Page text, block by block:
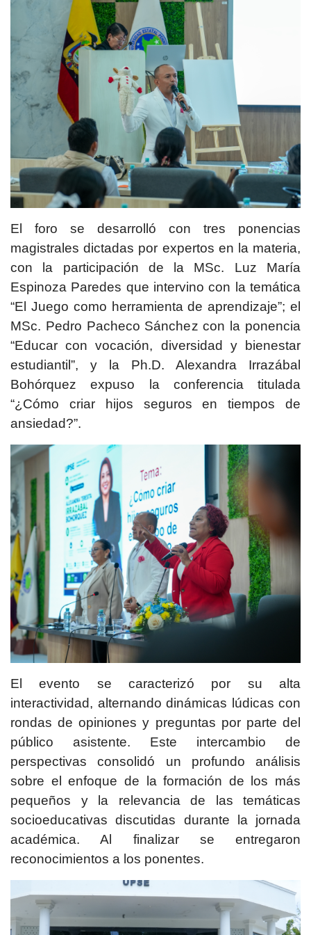
El foro se desarrolló con tres ponencias
magistrales dictadas por expertos en la materia,
con la participación de la MSc. Luz María
Espinoza Paredes que intervino con la temática
“El Juego como herramienta de aprendizaje”; el
MSc. Pedro Pacheco Sánchez con la ponencia
“Educar con vocación, diversidad y bienestar
estudiantil”, y la Ph.D. Alexandra Irrazábal
Bohórquez expuso la conferencia titulada
“¿Cómo criar hijos seguros en tiempos de
ansiedad?”.
El evento se caracterizó por su alta
interactividad, alternando dinámicas lúdicas con
rondas de opiniones y preguntas por parte del
público asistente. Este intercambio de
perspectivas consolidó un profundo análisis
sobre el enfoque de la formación de los más
pequeños y la relevancia de las temáticas
socioeducativas discutidas durante la jornada
académica. Al finalizar se entregaron
reconocimientos a los ponentes.